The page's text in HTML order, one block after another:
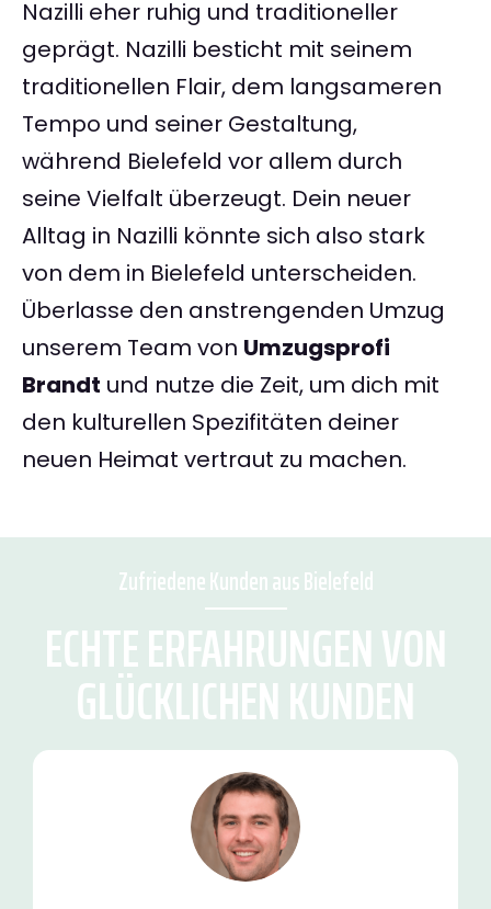
Nazilli eher ruhig und traditioneller
geprägt. Nazilli besticht mit seinem
traditionellen Flair, dem langsameren
Tempo und seiner Gestaltung,
während Bielefeld vor allem durch
seine Vielfalt überzeugt. Dein neuer
Alltag in Nazilli könnte sich also stark
von dem in Bielefeld unterscheiden.
Überlasse den anstrengenden Umzug
unserem Team von Umzugsprofi
Brandt und nutze die Zeit, um dich mit
den kulturellen Spezifitäten deiner
neuen Heimat vertraut zu machen.
Zufriedene Kunden aus Bielefeld
ECHTE ERFAHRUNGEN VON
GLÜCKLICHEN KUNDEN